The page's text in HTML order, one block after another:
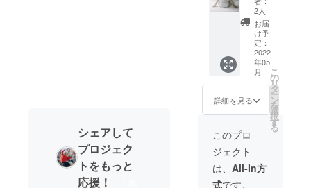
シェアして
プロジェク
トをもっと
応援！
だいた
方には
映像の
配信リ
ンクを
お届け
し、期
度もご
覧いた
す。期
間は１
週間を
予定し
いただ
けま
す。
ネック
部分の
ボタン
は、プ
ラス
チック
一つ少
色味が
違う自
み、サ
イズの
選択が
必要と
なりま
す。 ◉
セット
内容 ①
ポスト
セット
テッ
カー２
枚 ③オ
しくは
お名前
の表
記、
"Giselle
"の撮影
の裏側
動画と
個別で
撮影し
の動
画、"Gi
selle"の
パ
フォー
AMOの
活動を
応援し
たい！
と思っ
てくだ
さる方
へ。 ス
ポン
サーと
ンライ
ンパ
フォー
マン
ス"Gise
2人
お届
け予
定：
2022
年05
月
詳細を見る
こ
の
リ
タ
ー
ン
を
選
択
す
る
このプロ
ジェクト
は、 All-In方
式です。